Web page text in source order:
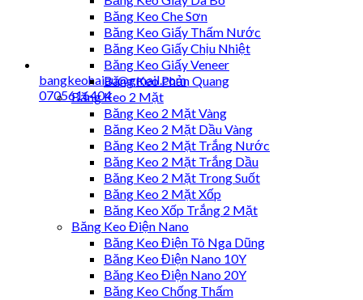
bangkeohaiau@gmail.com
0705616404
Băng Keo Che Sơn
Băng Keo Giấy Thấm Nước
Băng Keo Giấy Chịu Nhiệt
Băng Keo Giấy Veneer
Băng Keo Phản Quang
Băng Keo 2 Mặt
Băng Keo 2 Mặt Vàng
Băng Keo 2 Mặt Dầu Vàng
Băng Keo 2 Mặt Trắng Nước
Băng Keo 2 Mặt Trắng Dầu
Băng Keo 2 Mặt Trong Suốt
Băng Keo 2 Mặt Xốp
Băng Keo Xốp Trắng 2 Mặt
Băng Keo Điện Nano
Băng Keo Điện Tô Nga Dũng
Băng Keo Điện Nano 10Y
Băng Keo Điện Nano 20Y
Băng Keo Chống Thấm